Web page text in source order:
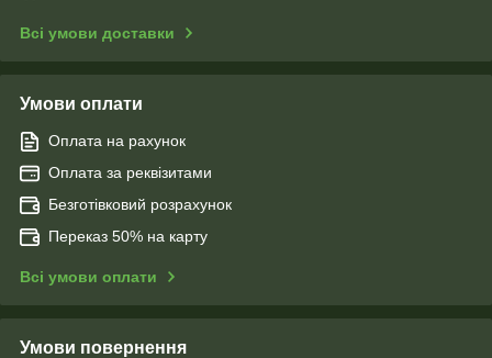
Всі умови доставки
Умови оплати
Оплата на рахунок
Оплата за реквізитами
Безготівковий розрахунок
Переказ 50% на карту
Всі умови оплати
Умови повернення